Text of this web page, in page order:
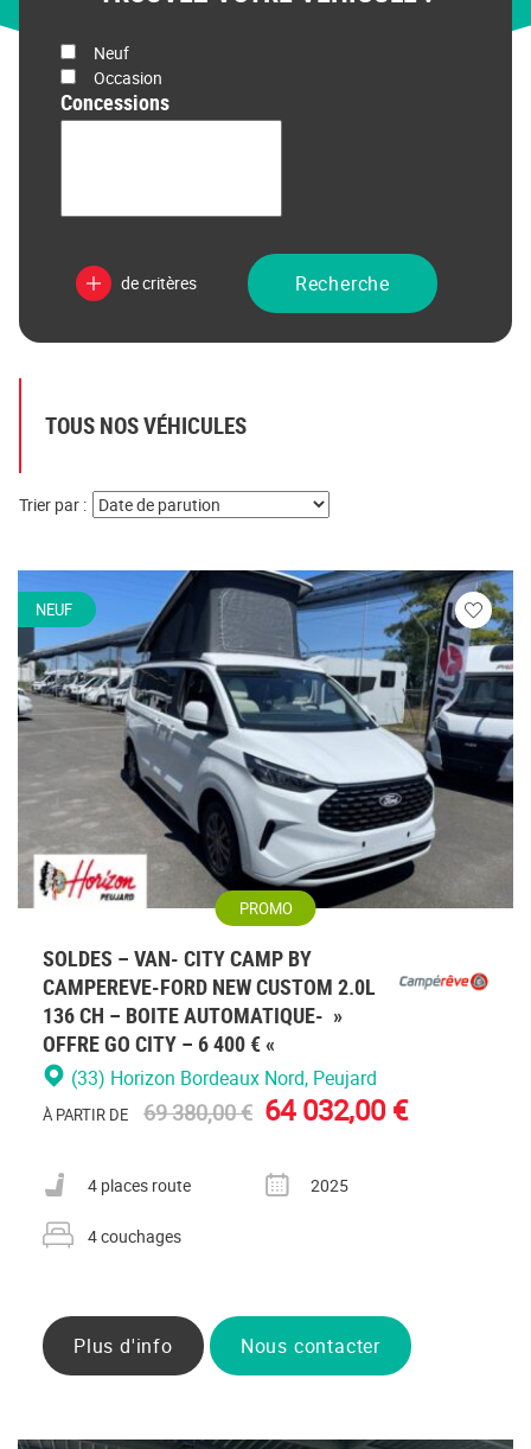
GO CITY – 6 400 € «
État
Neuf
Occasion
Concessions
de critères Recherche
TOUS NOS VÉHICULES
Trier par :
NEUF
Veuillez
vous
PROMO
SOLDES – VAN- CITY CAMP BY
CAMPEREVE-FORD NEW CUSTOM 2.0L
136 CH – BOITE AUTOMATIQUE- »
OFFRE GO CITY – 6 400 € «
(33) Horizon Bordeaux Nord, Peujard
À PARTIR DE 69 380,00 € 64 032,00 €
Nombre de places carte grise
4 places route
Année
2025
Nombre de couchages
4 couchages
Plus d'info Nous contacter